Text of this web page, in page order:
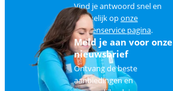
Vind je antwoord snel en
makkelijk oponze
klantenservice pagina.
Meld je aan voor onze
nieuwsbrief
Ontvang de beste
aanbiedingen en